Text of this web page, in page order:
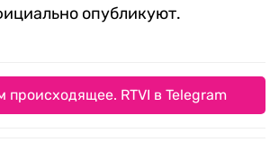
опубликуют.
происходящее. RTVI в Telegram